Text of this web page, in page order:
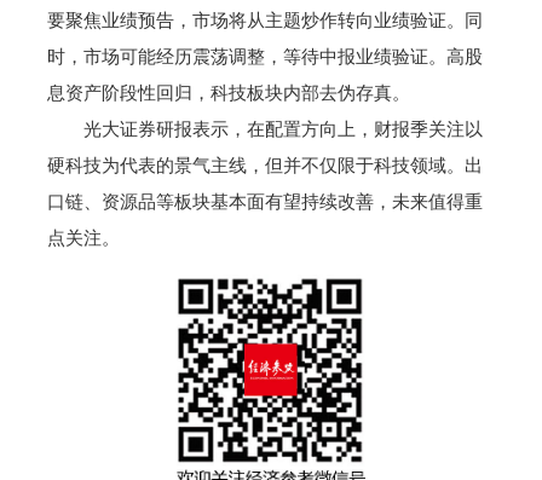
要聚焦业绩预告，市场将从主题炒作转向业绩验证。同
时，市场可能经历震荡调整，等待中报业绩验证。高股
息资产阶段性回归，科技板块内部去伪存真。
光大证券研报表示，在配置方向上，财报季关注以
硬科技为代表的景气主线，但并不仅限于科技领域。出
口链、资源品等板块基本面有望持续改善，未来值得重
点关注。